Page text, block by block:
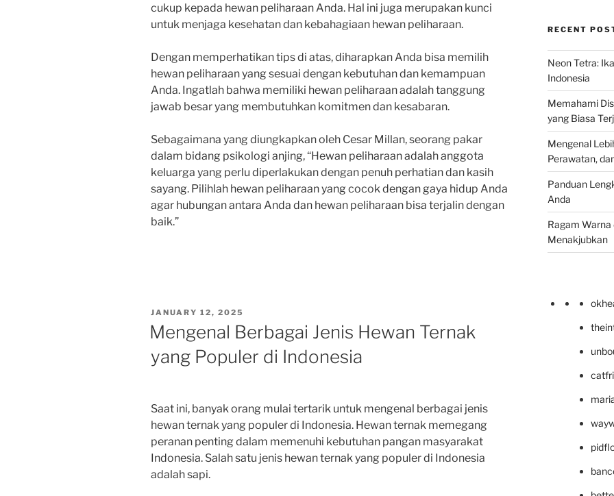
cukup kepada hewan peliharaan Anda. Hal ini juga merupakan kunci
untuk menjaga kesehatan dan kebahagiaan hewan peliharaan.
Dengan memperhatikan tips di atas, diharapkan Anda bisa memilih
hewan peliharaan yang sesuai dengan kebutuhan dan kemampuan
Anda. Ingatlah bahwa memiliki hewan peliharaan adalah tanggung
jawab besar yang membutuhkan komitmen dan kesabaran.
Sebagaimana yang diungkapkan oleh Cesar Millan, seorang pakar
dalam bidang psikologi anjing, “Hewan peliharaan adalah anggota
keluarga yang perlu diperlakukan dengan penuh perhatian dan kasih
sayang. Pilihlah hewan peliharaan yang cocok dengan gaya hidup Anda
agar hubungan antara Anda dan hewan peliharaan bisa terjalin dengan
baik.”
POSTED
JANUARY 12, 2025
Mengenal Berbagai Jenis Hewan Ternak
yang Populer di Indonesia
Saat ini, banyak orang mulai tertarik untuk mengenal berbagai jenis
hewan ternak yang populer di Indonesia. Hewan ternak memegang
peranan penting dalam memenuhi kebutuhan pangan masyarakat
Indonesia. Salah satu jenis hewan ternak yang populer di Indonesia
adalah sapi.
RECENT
Neon Tetra:
Indonesia
Memahami
yang Biasa
Mengenal
Perawatan,
Panduan
Anda
Ragam
Menakjubkan